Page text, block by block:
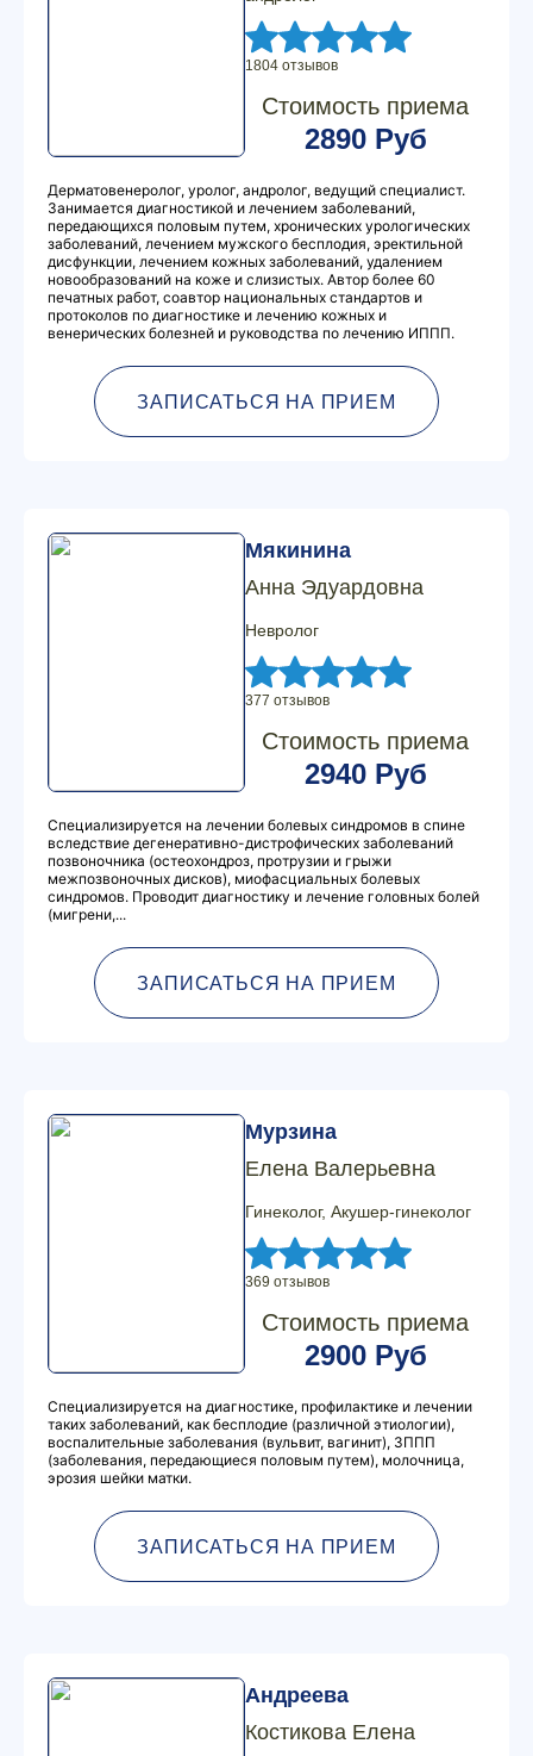
1804 отзывов
Стоимость приема
2890 Руб
Дерматовенеролог, уролог, андролог, ведущий специалист.
Занимается диагностикой и лечением заболеваний,
передающихся половым путем, хронических урологических
заболеваний, лечением мужского бесплодия, эректильной
дисфункции, лечением кожных заболеваний, удалением
новообразований на коже и слизистых. Автор более 60
печатных работ, соавтор национальных стандартов и
протоколов по диагностике и лечению кожных и
венерических болезней и руководства по лечению ИППП.
ЗАПИСАТЬСЯ НА ПРИЕМ
Мякинина
Анна Эдуардовна
Невролог
377 отзывов
Стоимость приема
2940 Руб
Специализируется на лечении болевых синдромов в спине
вследствие дегенеративно-дистрофических заболеваний
позвоночника (остеохондроз, протрузии и грыжи
межпозвоночных дисков), миофасциальных болевых
синдромов. Проводит диагностику и лечение головных болей
(мигрени,...
ЗАПИСАТЬСЯ НА ПРИЕМ
Мурзина
Елена Валерьевна
Гинеколог, Акушер-гинеколог
369 отзывов
Стоимость приема
2900 Руб
Специализируется на диагностике, профилактике и лечении
таких заболеваний, как бесплодие (различной этиологии),
воспалительные заболевания (вульвит, вагинит), ЗППП
(заболевания, передающиеся половым путем), молочница,
эрозия шейки матки.
ЗАПИСАТЬСЯ НА ПРИЕМ
Андреева
Костикова Елена